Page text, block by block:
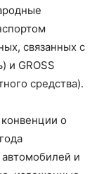
связанных с
и GROSS
средства).
о
и